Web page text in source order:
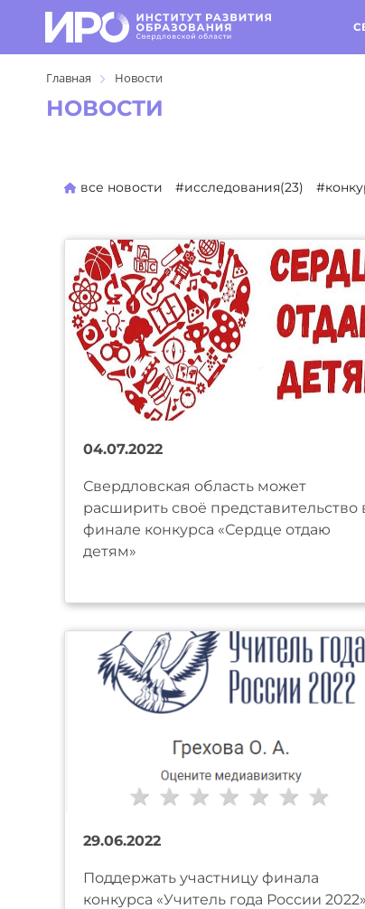
Главная Новости
НОВОСТИ
все новости #исследования(23)
04.07.2022
Свердловская область может
расширить своё представительство
финале конкурса «Сердце отдаю
детям»
29.06.2022
Поддержать участницу финала
конкурса «Учитель года России 2022»